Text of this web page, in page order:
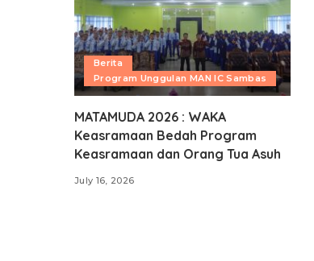
Berita
Program Unggulan MAN IC Sambas
MATAMUDA 2026 : WAKA
Keasramaan Bedah Program
Keasramaan dan Orang Tua Asuh
July 16, 2026